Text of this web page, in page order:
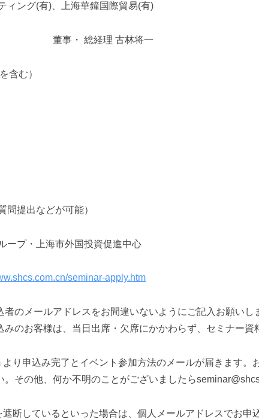
ィング(有)、上海華鐘国際貿易(有)
古林将一
）
問提出などが可能）
ープ・上海市外国投資促進中心
seminar-apply.htm
のメールアドレスをお間違いないようにご記入お願いし
のお客様は、当日 出席・欠席にかかわらず、セミナー資
り申込み完了とイベント参加方法のメールが届きます。
。その他、何か不明のことがございましたら
断しているといった場合は、個人メールアドレスでお申